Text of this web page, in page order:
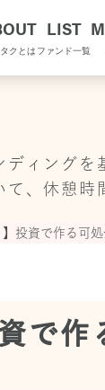
クとは
LIST
ファンド一覧
ディングを
て、休憩
投資で作る可
で作